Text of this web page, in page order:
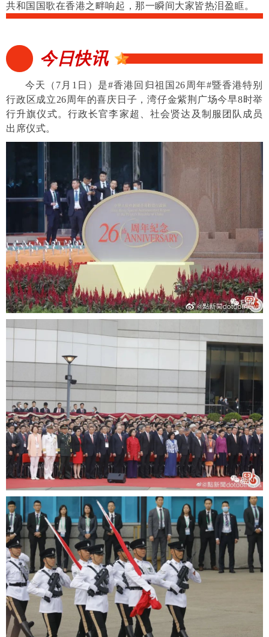
共和国国歌在香港之畔响起，那一瞬间大家皆热泪盈眶。
今日快讯
今天（7月1日）是#香港回归祖国26周年#暨香港特别
行政区成立26周年的喜庆日子，湾仔金紫荆广场今早8时举
行升旗仪式。行政长官李家超、社会贤达及制服团队成员
出席仪式。